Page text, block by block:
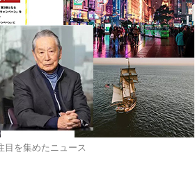
目を集めたニュース